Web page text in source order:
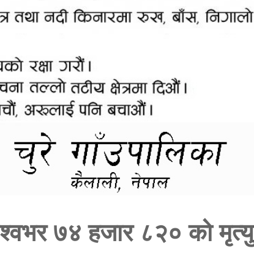
७४ हजार ८२० को मृत्यु